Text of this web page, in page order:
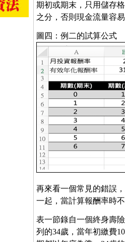
期初或期末，只用儲存
之分，否則現金流量容易
圖四：例二的試算公式
再來看一個常見的錯誤
一起，當計算報酬率時
表一節錄自一個終身壽
列的34歲，當年初繳費